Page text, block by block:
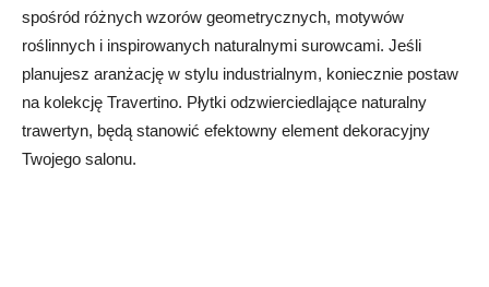
spośród różnych wzorów geometrycznych, motywów
roślinnych i inspirowanych naturalnymi surowcami. Jeśli
planujesz aranżację w stylu industrialnym, koniecznie postaw
na kolekcję Travertino. Płytki odzwierciedlające naturalny
trawertyn, będą stanowić efektowny element dekoracyjny
Twojego salonu.